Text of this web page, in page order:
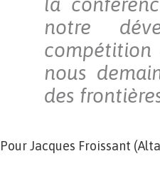
notre
nous
des
Pour Jacques Froissant